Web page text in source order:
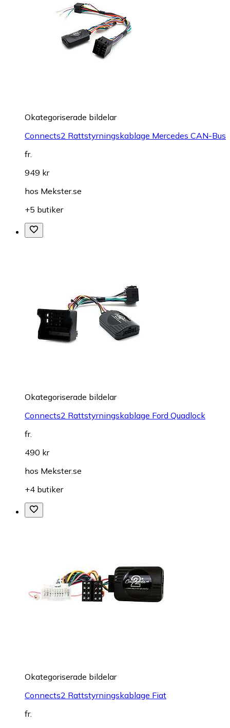
Okategoriserade bildelar
Connects2 Rattstyrningskablage Mercedes CAN-Bus
fr.
949 kr
hos Mekster.se
+5 butiker
Okategoriserade bildelar
Connects2 Rattstyrningskablage Ford Quadlock
fr.
490 kr
hos Mekster.se
+4 butiker
Okategoriserade bildelar
Connects2 Rattstyrningskablage Fiat
fr.